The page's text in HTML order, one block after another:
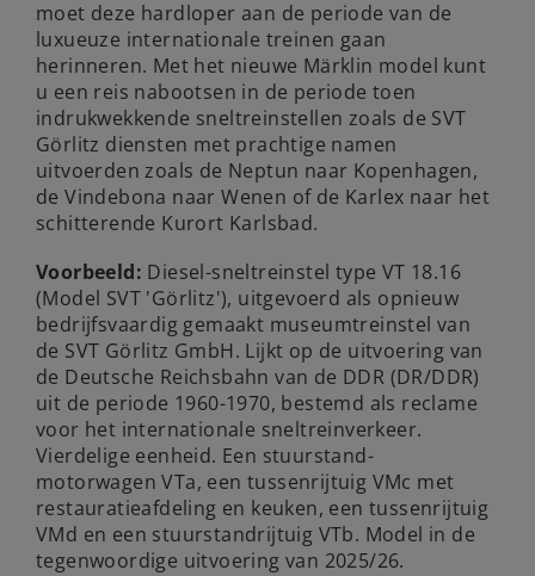
moet deze hardloper aan de periode van de
luxueuze internationale treinen gaan
herinneren. Met het nieuwe Märklin model kunt
u een reis nabootsen in de periode toen
indrukwekkende sneltreinstellen zoals de SVT
Görlitz diensten met prachtige namen
uitvoerden zoals de Neptun naar Kopenhagen,
de Vindebona naar Wenen of de Karlex naar het
schitterende Kurort Karlsbad.
Voorbeeld: Diesel-sneltreinstel type VT 18.16
(Model SVT 'Görlitz'), uitgevoerd als opnieuw
bedrijfsvaardig gemaakt museumtreinstel van
de SVT Görlitz GmbH. Lijkt op de uitvoering van
de Deutsche Reichsbahn van de DDR (DR/DDR)
uit de periode 1960-1970, bestemd als reclame
voor het internationale sneltreinverkeer.
Vierdelige eenheid. Een stuurstand-
motorwagen VTa, een tussenrijtuig VMc met
restauratieafdeling en keuken, een tussenrijtuig
VMd en een stuurstandrijtuig VTb. Model in de
tegenwoordige uitvoering van 2025/26.